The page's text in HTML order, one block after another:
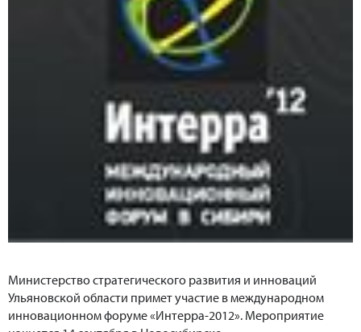
Министерство стратегического развития и инноваций
Ульяновской области примет участие в международном
инновационном форуме «Интерра-2012». Мероприятие